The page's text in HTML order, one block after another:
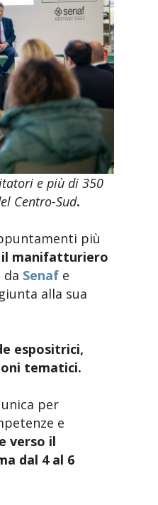
e più di 350
Centro-Sud.
più
manifatturiero
da Senaf e
alla sua
espositrici,
tematici.
unica per
e
verso il
dal 4 al 6